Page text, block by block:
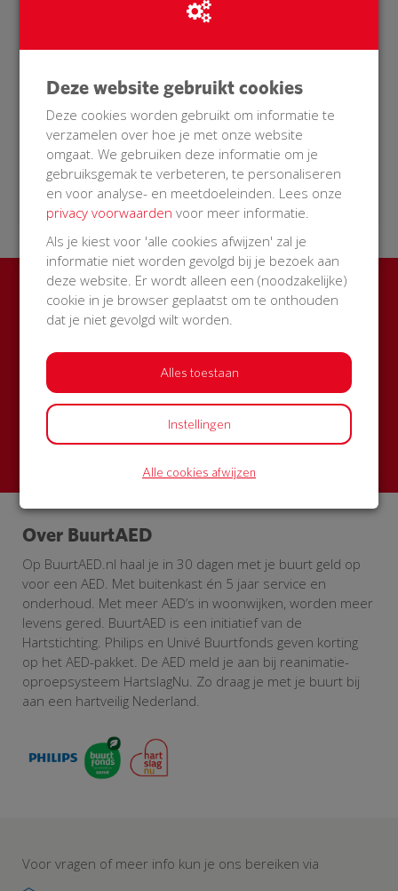
straat. Op deze manier kunnen we de
hulp geven die iedereen verdiend!
Dus: help mee en doneer!
14 Oct 2018 21:52 uur
Ook een BuurtAED in jouw
Zamel met je buren geld in voor een AED + buitenkast
met korting
Start een actie
Over BuurtAED
Op BuurtAED.nl haal je in 30 dagen met je buurt geld op
voor een AED. Met buitenkast én 5 jaar service en
onderhoud. Met meer AED’s in woonwijken, worden meer
levens gered. BuurtAED is een initiatief van de
Hartstichting. Philips en Univé Buurtfonds geven korting
op het AED-pakket. De AED meld je aan bij reanimatie-
oproepsysteem HartslagNu. Zo draag je met je buurt bij
aan een hartveilig Nederland.
Voor vragen of meer info kun je ons bereiken via
Deze website gebruikt cookies
Deze cookies worden gebruikt om informatie te
verzamelen over hoe je met onze website
omgaat. We gebruiken deze informatie om je
gebruiksgemak te verbeteren, te personaliseren
en voor analyse- en meetdoeleinden. Lees onze
privacy voorwaarden voor meer informatie.
Als je kiest voor 'alle cookies afwijzen' zal je
informatie niet worden gevolgd bij je bezoek aan
deze website. Er wordt alleen een (noodzakelijke)
cookie in je browser geplaatst om te onthouden
dat je niet gevolgd wilt worden.
Alles toestaan
Instellingen
Alle cookies afwijzen